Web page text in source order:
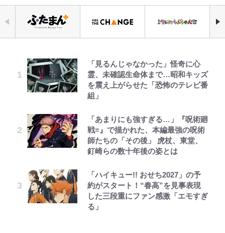
「見るんじゃなかった」怪奇に心
霊、未確認生命体まで…昭和キッズ
を震え上がらせた「恐怖のテレビ番
組」
「あまりにも強すぎる…」『呪術廻
戦≡』で描かれた、本編最強の呪術
師たちの「その後」 虎杖、東堂、
釘崎らの数十年後の姿とは
「ハイキュー!! おせち2027」の予
約がスタート！“春高”を見事表現
した三段重にファン感激「エモすぎ
る」
人気漫画家・江口寿史がお金がなく
て原画を売却!? 画集『KING OF
POP』で起死回生！
裏側を激白…ターニングポイントは
近藤真彦主演ハイティーン・ブギで
のキス
が明かす夫・片岡愛之助との関係
性…互いに一番のお客さんで刺激を
もらう存在
じいちゃんの夏の思い出だゾ
えびめしの流儀
｢最後の1枚…ワルぃゎ〜｣鈴木優磨
が激勝翌日に写真12枚投稿→渾身
の“煽りショット”に興奮！｢最後の
1枚までの壮大なフリ｣｢知念くんの
｢マジでなんちゅー作戦なの槙野監
督w｣ベンチ前に掲げられた｢マテ
茶｣｢白い犬｣｢爆弾｣｢合コン｣のイラ
｢想像よりデカくて吹いた｣
｢なんじゃこりゃあああ！｣本田圭
佑の古巣ミラン、漆黒×蛍光レッド
空の轍と大地の雲と 第1回
レビュー『仮面家族』悠木シュン・
宮崎麗果、“10キロ減”告白後の背
骨・肋骨くっきりトレ姿に「痩せ過
ぎてませんか」心配の声も 夫・黒
木啓司にはDV巡る逮捕報道
平子理沙・55歳、“年齢不変”のお
腹見せミニ丈スカート姿に驚きの声
「あゆかと思った」「どんだけ若い
んだよ」
千葉雄大、ほっそりイケメン近影に
「顔パンパンだったのに」反響 視
聴者が想った激変の納得理由
公式-魔王様、リトライ!R R第58話
(3)
ままな生産職のほのぼのスローライ
フ~ 第45話(3)
公式-かたわれ令嬢が男装する理由
より快適な「車中泊」には、こんな
スタイルもアリ！ 初挑戦の「ハッ
チバックテント」簡単リビング設営
＆使い勝手は想像以上！「実践レ
【当事者が語る】“海なし県民”と
海に行くなら教えてあげてほしい
「3つの事」 あまりの“不慣れ”さが
青く美しい「幸せのブルービー」の
正体とは？ 身近な場所で見つける
コツを紹介【あなたのすぐそばにい